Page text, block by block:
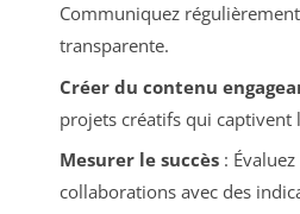
Communiquez
transparente.
Créer du contenu
projets créatifs qui captivent
Mesurer le succès: Évaluez
collaborations avec des